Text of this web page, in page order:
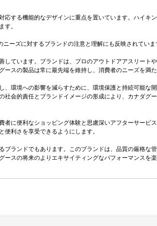
する機能的なデザインに重点を置いています。ハイキ
す。
ーズに対するブランドの注意と理解にも反映されていま
ています。ブランドは、プロのアウトドアアスリート
スの製品は常に最先端を維持し、消費者のニーズを満た
環境への影響を減らすために、環境保護と持続可能な
会的責任とブランドイメージの形成により、カナダグ
に便利なショッピング体験と思慮深いアフターサービ
利さを享受できるようにします。
ランドでもあります。このブランドは、品質の厳格な
スの将来のよりエキサイティングなパフォーマンスを